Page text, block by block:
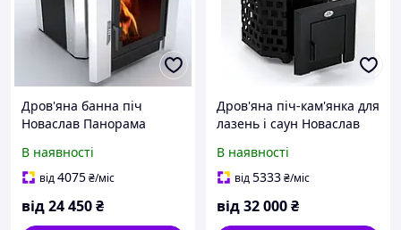
Дров'яна банна піч
Новаслав Панорама
В наявності
від4075₴/міс
від24 450₴
Дров'яна піч-кам'янка для
лазень і саун Новаслав
В наявності
від5333₴/міс
від32 000₴